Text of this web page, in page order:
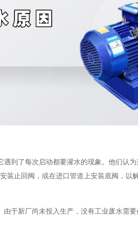
到了每次启动都要灌水的现象。他们认
止回阀，或在进口管道上安装底阀，以
于新厂尚未投入生产，没有工业废水需